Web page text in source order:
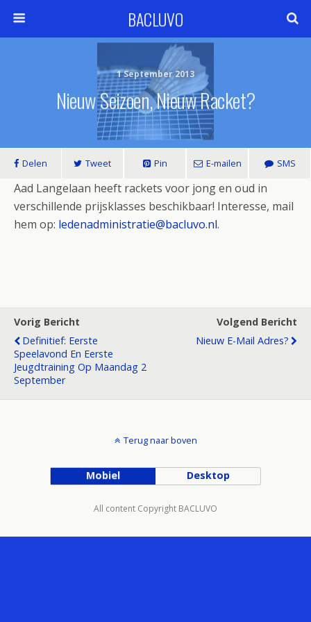
BACLUVO
1 September 2013
Nieuw Seizoen, Nieuw Racket?
Delen Tweet Pin E-mailen SMS
Aad Langelaan heeft rackets voor jong en oud in
verschillende prijsklasses beschikbaar! Interesse, mail
hem op: ledenadministratie@bacluvo.nl.
Vorig Bericht
Definitief: Eerste
Speelavond En Eerste
Jeugdtraining Op Maandag 2
September
Volgend Bericht
Nieuw E-Mail Adres?
Terug naar boven
Mobiel Desktop
All content Copyright BACLUVO